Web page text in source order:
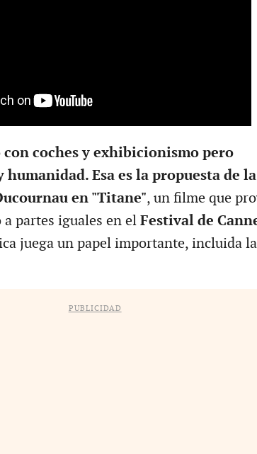
coches y exhibicionismo pero
Esa es la propuesta de la
en "Titane", un filme que
partes iguales en el Festival de
juega un papel importante, incluida la
PUBLICIDAD